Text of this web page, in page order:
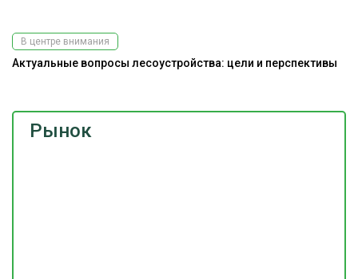
Рынок
В центре внимания
Актуальные вопросы лесоустройства: цели и перспективы